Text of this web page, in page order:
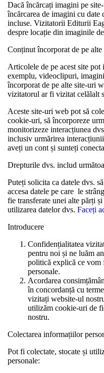
Dacă încărcați imagini pe
încărcarea de imagini cu
incluse. Vizitatorii Editurii
despre locație din imaginile
Conținut încorporat de pe
Articolele de pe acest site
exemplu, videoclipuri,
încorporat de pe alte site-uri
vizitatorul ar fi vizitat celălalt
Aceste site-uri web pot să
cookie-uri, să încorporeze
monitorizeze interacțiunea
inclusiv urmărirea
aveți un cont și sunteți
Drepturile dvs. includ
Puteți solicita ca datele dvs.
accesa datele pe care le
fie transferate unei alte părți
utilizarea datelor dvs. Faceți
Introducere
Confidențialitatea
pentru noi și ne luăm
politică explică ce vom
personale.
Acordarea
în concordanță cu
vizitați website-ul
utilizăm cookie-uri de
nostru.
Colectarea informațiilor
Pot fi colectate, stocate și
personale: